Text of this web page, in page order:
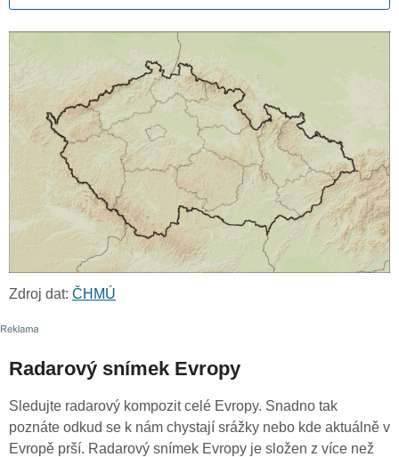
Zdroj dat: ČHMÚ
Radarový snímek Evropy
Sledujte radarový kompozit celé Evropy. Snadno tak
poznáte odkud se k nám chystají srážky nebo kde aktuálně v
Evropě prší. Radarový snímek Evropy je složen z více než